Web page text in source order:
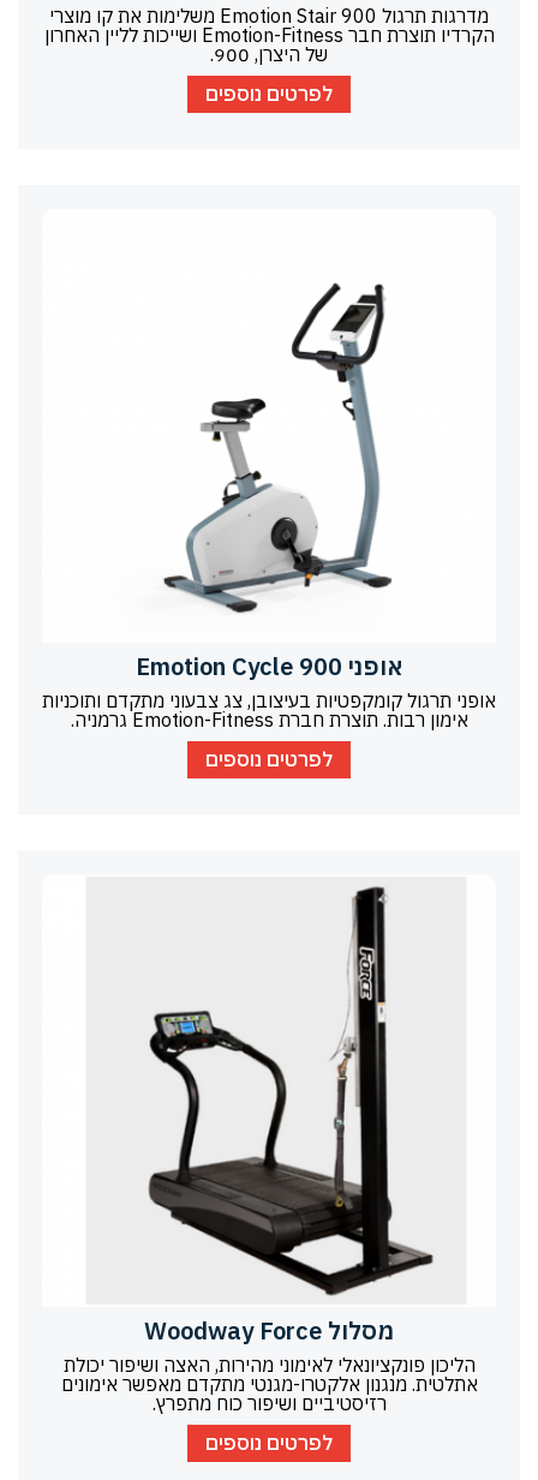
מדרגות תרגול Emotion Stair 900 משלימות את קו מוצרי
הקרדיו תוצרת חבר Emotion-Fitness ושייכות לליין האחרון
של היצרן, 900.
לפרטים נוספים
אופני Emotion Cycle 900
אופני תרגול קומקפטיות בעיצובן, צג צבעוני מתקדם ותוכניות
אימון רבות. תוצרת חברת Emotion-Fitness גרמניה.
לפרטים נוספים
מסלול Woodway Force
הליכון פונקציונאלי לאימוני מהירות, האצה ושיפור יכולת
אתלטית. מנגנון אלקטרו-מגנטי מתקדם מאפשר אימונים
רזיסטיביים ושיפור כוח מתפרץ.
לפרטים נוספים